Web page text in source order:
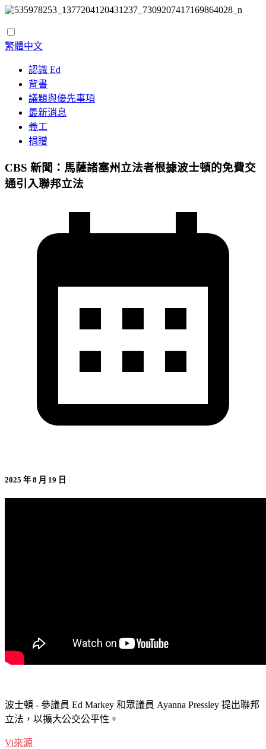
繁體中文
認識 Ed
背書
議題與優先事項
最新消息
義工
捐贈
CBS 新聞：馬薩諸塞州立法者根據波士頓的免費交
通引入聯邦立法
2025 年 8 月 19 日
波士頓 - 參議員 Ed Markey 和眾議員 Ayanna Pressley 提出聯邦
立法，以擴大公交公平性。
Vi來源